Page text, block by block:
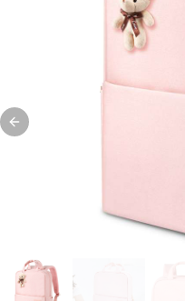
Previous slide